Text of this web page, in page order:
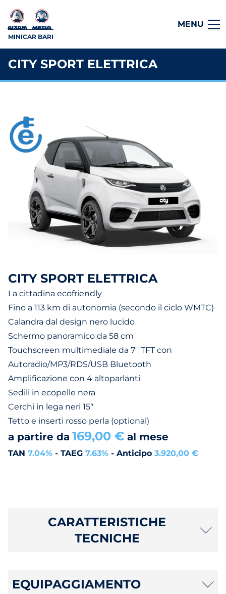
MINICAR BARI
MENU
CITY SPORT ELETTRICA
CITY SPORT ELETTRICA
La cittadina ecofriendly
Fino a 113 km di autonomia (secondo il ciclo WMTC)
Calandra dal design nero lucido
Schermo panoramico da 58 cm
Touchscreen multimediale da 7'' TFT con
Autoradio/MP3/RDS/USB Bluetooth
Amplificazione con 4 altoparlanti
Sedili in ecopelle nera
Cerchi in lega neri 15’'
Tetto e inserti rosso perla (optional)
a partire da 169,00 € al mese
TAN 7.04% - TAEG 7.63% - Anticipo 3.920,00 €
CARATTERISTICHE
TECNICHE
EQUIPAGGIAMENTO